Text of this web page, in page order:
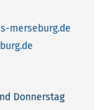
merseburg.de
Donnerstag